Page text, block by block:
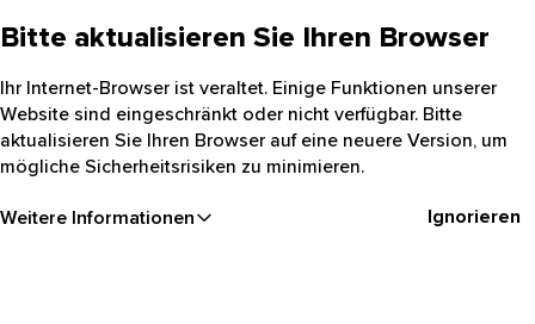
Bitte aktualisieren Sie Ihren Browser
Ihr Internet-Browser ist veraltet. Einige Funktionen unserer
Website sind eingeschränkt oder nicht verfügbar. Bitte
aktualisieren Sie Ihren Browser auf eine neuere Version, um
mögliche Sicherheitsrisiken zu minimieren.
Weitere Informationen Ignorieren